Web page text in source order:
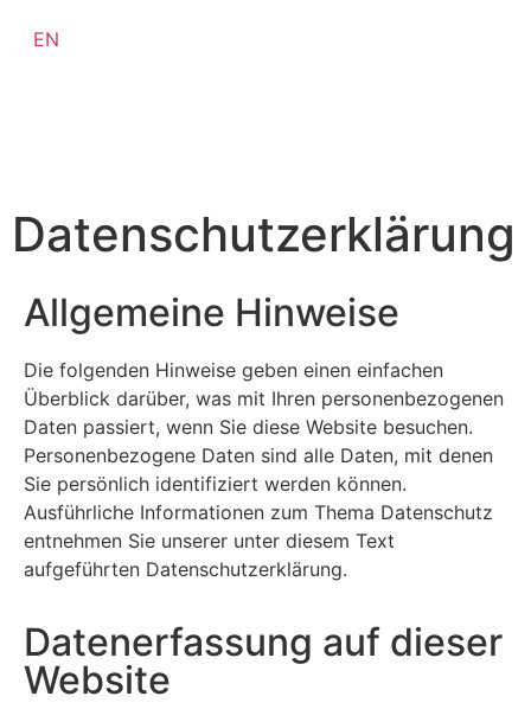
EN
Datenschutz­erklärung
Allgemeine Hinweise
Die folgenden Hinweise geben einen einfachen
Überblick darüber, was mit Ihren personenbezogenen
Daten passiert, wenn Sie diese Website besuchen.
Personenbezogene Daten sind alle Daten, mit denen
Sie persönlich identifiziert werden können.
Ausführliche Informationen zum Thema Datenschutz
entnehmen Sie unserer unter diesem Text
aufgeführten Datenschutzerklärung.
Datenerfassung auf dieser
Website